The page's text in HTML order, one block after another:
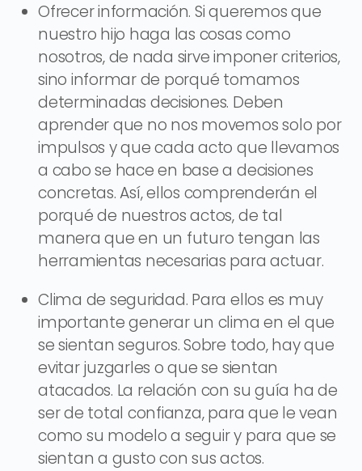
Ofrecer información. Si queremos que
nuestro hijo haga las cosas como
nosotros, de nada sirve imponer criterios,
sino informar de porqué tomamos
determinadas decisiones. Deben
aprender que no nos movemos solo por
impulsos y que cada acto que llevamos
a cabo se hace en base a decisiones
concretas. Así, ellos comprenderán el
porqué de nuestros actos, de tal
manera que en un futuro tengan las
herramientas necesarias para actuar.
Clima de seguridad. Para ellos es muy
importante generar un clima en el que
se sientan seguros. Sobre todo, hay que
evitar juzgarles o que se sientan
atacados. La relación con su guía ha de
ser de total confianza, para que le vean
como su modelo a seguir y para que se
sientan a gusto con sus actos.